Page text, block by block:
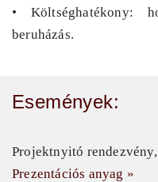
• Költséghatékony:
beruházás.
Események:
Projektnyitó
Prezentációs anyag »